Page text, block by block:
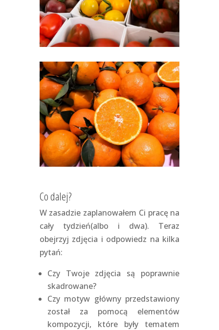
Co dalej?
W zasadzie zaplanowałem Ci pracę na
cały tydzień(albo i dwa). Teraz
obejrzyj zdjęcia i odpowiedz na kilka
pytań:
Czy Twoje zdjęcia są poprawnie
skadrowane?
Czy motyw główny przedstawiony
został za pomocą elementów
kompozycji, które były tematem